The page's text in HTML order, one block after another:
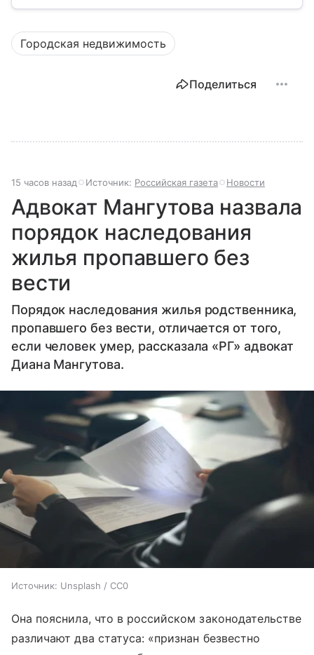
Городская недвижимость
Поделиться
15 часов назад Источник: Российская газета Новости
Адвокат Мангутова назвала
порядок наследования
жилья пропавшего без
вести
Порядок наследования жилья родственника,
пропавшего без вести, отличается от того,
если человек умер, рассказала «РГ» адвокат
Диана Мангутова.
Источник: Unsplash / CC0
Она пояснила, что в российском законодательстве
различают два статуса: «признан безвестно